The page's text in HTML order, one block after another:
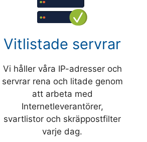
Vitlistade servrar
Vi håller våra IP-adresser och
servrar rena och litade genom
att arbeta med
Internetleverantörer,
svartlistor och skräppostfilter
varje dag.